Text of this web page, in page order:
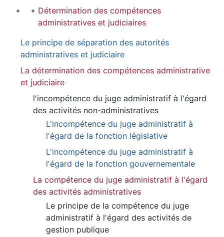
Détermination des compétences
administratives et judiciaires
Le principe de séparation des autorités
administratives et judiciaire
La détermination des compétences administrative
et judiciaire
l'incompétence du juge administratif à l'égard
des activités non-administratives
L'incompétence du juge administratif à
l'égard de la fonction législative
L'incompétence du juge administratif à
l'égard de la fonction gouvernementale
La compétence du juge administratif à l'égard
des activités administratives
Le principe de la compétence du juge
administratif à l'égard des activités de
gestion publique